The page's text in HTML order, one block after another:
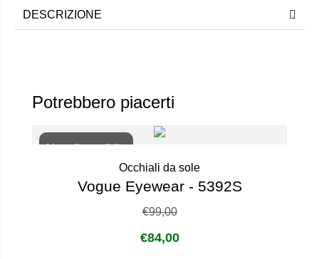
DESCRIZIONE
Potrebbero piacerti
Non disponibile
Occhiali da sole
Vogue Eyewear - 5392S
€99,00
€84,00